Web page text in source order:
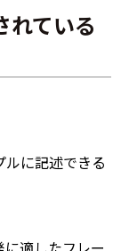
ている
に記述できる